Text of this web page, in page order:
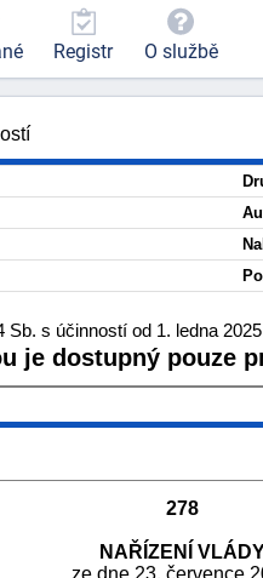
Sb. s účinností od 1. ledna 2025
je dostupný pouze
278
NAŘÍZENÍ
ze dne 23. července
Registr O službě